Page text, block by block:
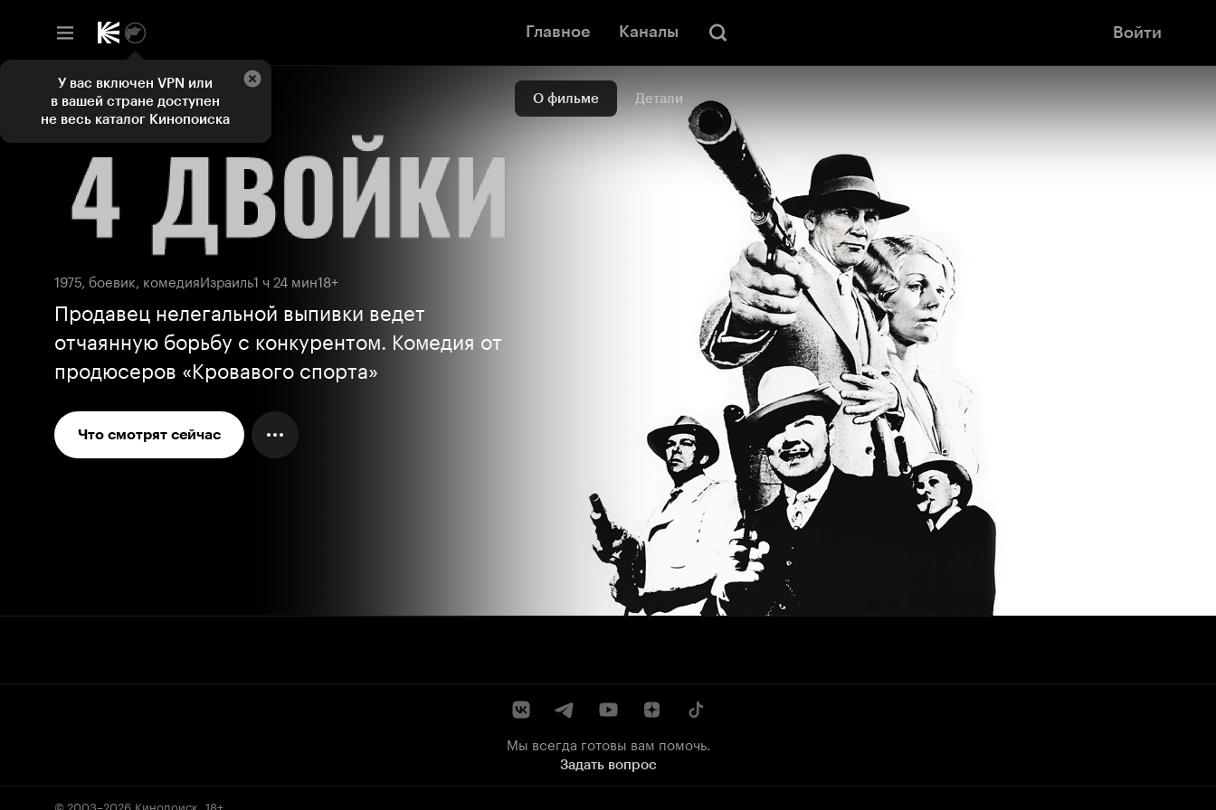
Главное Каналы Войти
О фильме Детали
1975, боевик, комедияИзраиль1 ч 24 мин18+
Продавец нелегальной выпивки ведет
отчаянную борьбу с конкурентом. Комедия от
продюсеров «Кровавого спорта»
Что смотрят сейчас
Мы всегда готовы вам помочь.
Задать вопрос
© 2003–2026 Кинопоиск 18+
У вас включен VPN или
в вашей стране доступен
не весь каталог Кинопоиска